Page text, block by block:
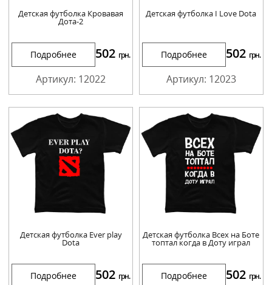
Детская футболка Кровавая
Дота-2
Подробнее 502 грн.
Артикул: 12022
Детская футболка I Love Dota
Подробнее 502 грн.
Артикул: 12023
Детская футболка Ever play
Dota
Подробнее 502 грн.
Детская футболка Всех на Боте
топтал когда в Доту играл
Подробнее 502 грн.